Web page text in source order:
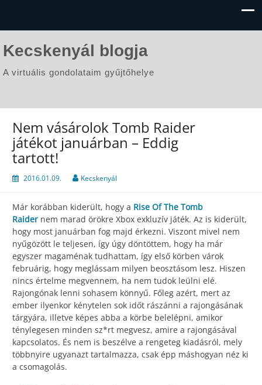
Kecskenyál blogja
A virtuális gondolataim gyűjtőhelye
Nem vásárolok Tomb Raider
játékot januárban – Eddig
tartott!
2016.01.09. Kecskenyál
Már korábban kiderült, hogy a Rise Of The Tomb
Raider nem marad örökre Xbox exkluzív játék. Az is kiderült,
hogy most januárban fog majd érkezni. Viszont mivel nem
nyűgözött le teljesen, így úgy döntöttem, hogy ha már
egyszer magaménak tudhattam, így első körben várok
februárig, hogy meglássam milyen beosztásom lesz. Hiszen
nincs értelme megvennem, ha nem tudok leülni elé.
Rajongónak lenni sohasem könnyű. Főleg azért, mert az
ember ilyenkor kénytelen sok időt rászánni a rajongásának
tárgyára, illetve képes abba a körbe belelépni, amikor
ténylegesen minden sz*rt megvesz, amire a rajongásával
kapcsolatos. És nem is beszélve a rengeteg kiadásról, mely
többnyire ugyanazt tartalmazza, csak épp máshogyan néz ki
a csomagolás.